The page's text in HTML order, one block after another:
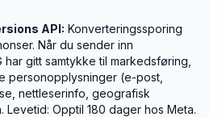
API: Konverteringssporing
Når du sender inn
har gitt samtykke til markedsføring,
personopplysninger (e-post,
nettleserinfo, geografisk
Levetid: Opptil 180 dager hos Meta.